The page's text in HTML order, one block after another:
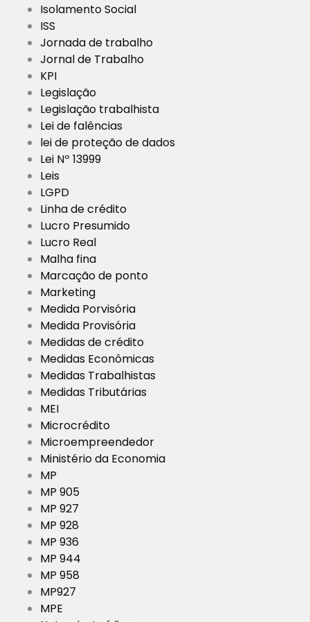
Isolamento Social
ISS
Jornada de trabalho
Jornal de Trabalho
KPI
Legislação
Legislação trabalhista
Lei de falências
lei de proteção de dados
Lei Nº 13999
Leis
LGPD
Linha de crédito
Lucro Presumido
Lucro Real
Malha fina
Marcação de ponto
Marketing
Medida Porvisória
Medida Provisória
Medidas de crédito
Medidas Econômicas
Medidas Trabalhistas
Medidas Tributárias
MEI
Microcrédito
Microempreendedor
Ministério da Economia
MP
MP 905
MP 927
MP 928
MP 936
MP 944
MP 958
MP927
MPE